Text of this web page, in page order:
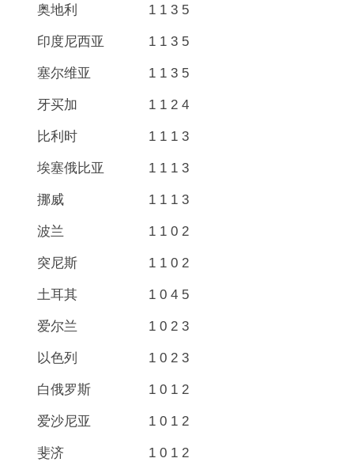
奥地利 1 1 3 5
印度尼西亚 1 1 3 5
塞尔维亚 1 1 3 5
牙买加 1 1 2 4
比利时 1 1 1 3
埃塞俄比亚 1 1 1 3
挪威 1 1 1 3
波兰 1 1 0 2
突尼斯 1 1 0 2
土耳其 1 0 4 5
爱尔兰 1 0 2 3
以色列 1 0 2 3
白俄罗斯 1 0 1 2
爱沙尼亚 1 0 1 2
斐济 1 0 1 2